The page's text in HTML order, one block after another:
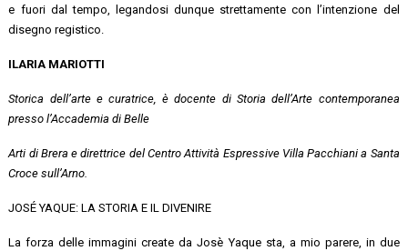
e fuori dal tempo, legandosi dunque strettamente con l’intenzione del
disegno registico.
ILARIA MARIOTTI
Storica dell’arte e curatrice, è docente di Storia dell’Arte contemporanea
presso l’Accademia di Belle
Arti di Brera e direttrice del Centro Attività Espressive Villa Pacchiani a Santa
Croce sull’Arno.
JOSÉ YAQUE: LA STORIA E IL DIVENIRE
La forza delle immagini create da Josè Yaque sta, a mio parere, in due